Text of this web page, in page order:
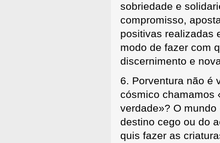
sobriedade e
compromisso,
positivas realizadas
modo de fazer com
discernimento e
6. Porventura não é
cósmico chamamos
verdade»? O
destino cego ou do
quis fazer as